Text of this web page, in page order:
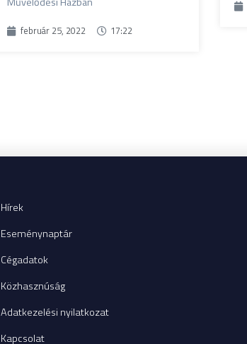
február 25, 2022 17:22
Hírek
Eseménynaptár
Cégadatok
Közhasznúság
Adatkezelési nyilatkozat
Kapcsolat